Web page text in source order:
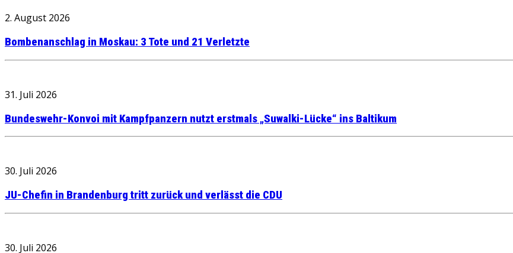
2. August 2026
Bombenanschlag in Moskau: 3 Tote und 21 Verletzte
31. Juli 2026
Bundeswehr-Konvoi mit Kampfpanzern nutzt erstmals „Suwalki-Lücke“ ins Baltikum
30. Juli 2026
JU-Chefin in Brandenburg tritt zurück und verlässt die CDU
30. Juli 2026